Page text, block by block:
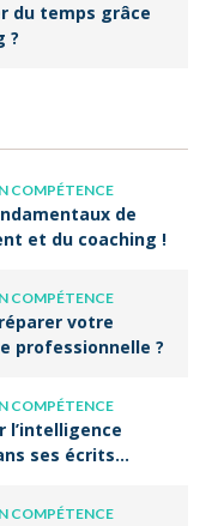
du temps grâce
?
COMPÉTENCE
de
et du coaching !
COMPÉTENCE
votre
professionnelle ?
COMPÉTENCE
l’intelligence
ses écrits
COMPÉTENCE